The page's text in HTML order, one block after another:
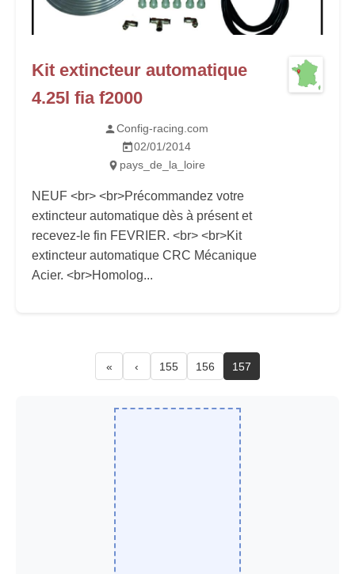
Kit extincteur automatique
4.25l fia f2000
Config-racing.com
02/01/2014
pays_de_la_loire
NEUF <br> <br>Précommandez votre
extincteur automatique dès à présent et
recevez-le fin FEVRIER. <br> <br>Kit
extincteur automatique CRC Mécanique
Acier. <br>Homolog...
« ‹ 155 156 157